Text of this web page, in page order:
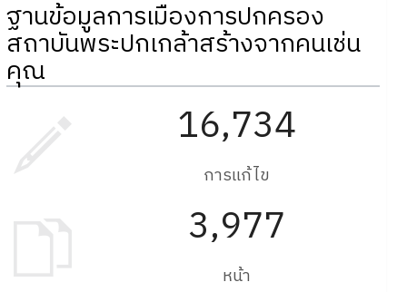
ฐานข้อมูลการเมืองการปกครอง
สถาบันพระปกเกล้าสร้างจากคนเช่น
คุณ
16,734
การแก้ไข
3,977
หน้า